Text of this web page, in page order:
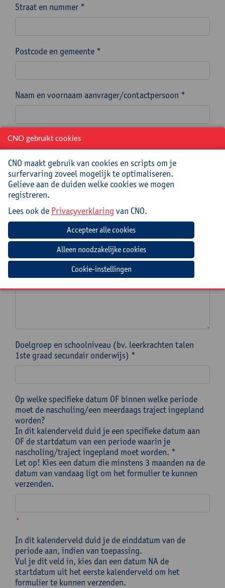
Straat en nummer *
Postcode en gemeente *
Naam en voornaam aanvrager/contactpersoon *
E-mailadres aanvrager/contactpersoon *
Telefoonnummer aanvrager/contactpersoon *
Welke nascholing(en) wens je als teamgerichte
nascholing aan te vragen? Noteer de titel(s) zoals
vermeld in ons aanbod teamgerichte nascholingen. *
Doelgroep en schoolniveau (bv. leerkrachten talen
1ste graad secundair onderwijs) *
Op welke specifieke datum OF binnen welke periode
moet de nascholing/een meerdaags traject ingepland
worden?
In dit kalenderveld duid je een specifieke datum aan
OF de startdatum van een periode waarin je
nascholing/traject ingepland moet worden. *
Let op! Kies een datum die minstens 3 maanden na de
datum van vandaag ligt om het formulier te kunnen
verzenden.
*
In dit kalenderveld duid je de einddatum van de
periode aan, indien van toepassing.
Vul je dit veld in, kies dan een datum NA de
startdatum uit het eerste kalenderveld om het
formulier te kunnen verzenden.
CNO gebruikt cookies
CNO maakt gebruik van cookies en scripts om je
surfervaring zoveel mogelijk te optimaliseren.
Gelieve aan de duiden welke cookies we mogen
registreren.
Lees ook de Privacyverklaring van CNO.
Cookie-instellingen